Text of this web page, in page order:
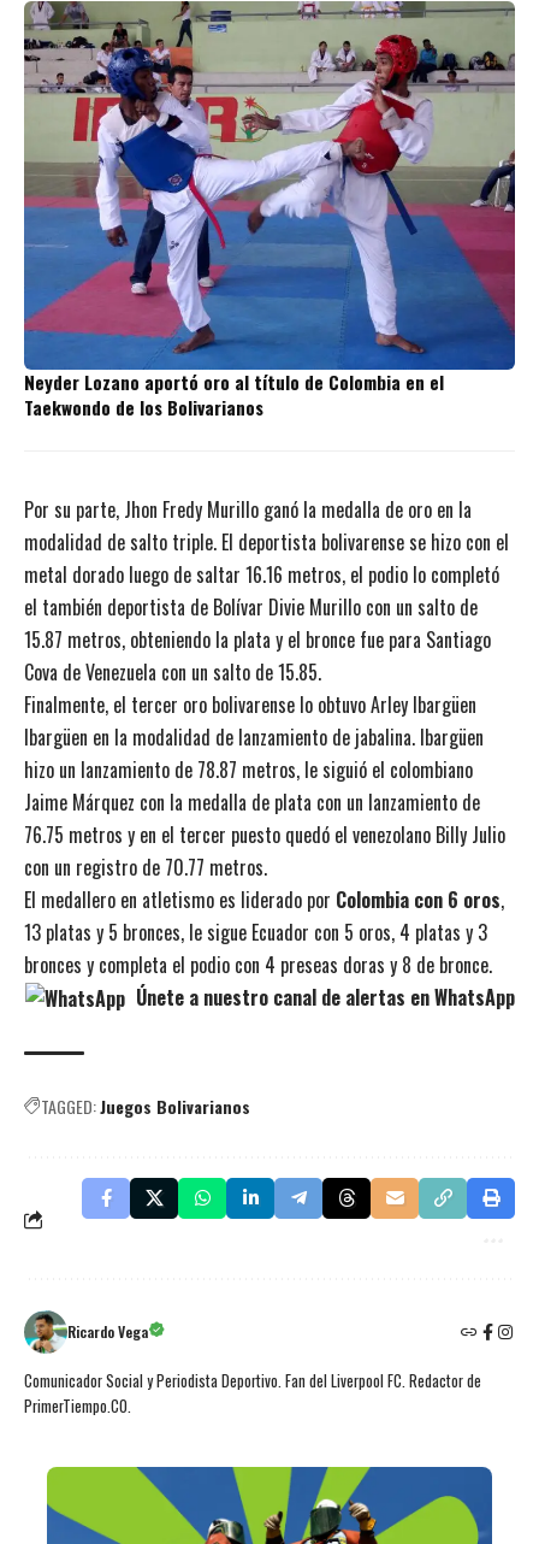
Neyder Lozano aportó oro al título de Colombia en el
Taekwondo de los Bolivarianos
Por su parte, Jhon Fredy Murillo ganó la medalla de oro en la
modalidad de salto triple. El deportista bolivarense se hizo con el
metal dorado luego de saltar 16.16 metros, el podio lo completó
el también deportista de Bolívar Divie Murillo con un salto de
15.87 metros, obteniendo la plata y el bronce fue para Santiago
Cova de Venezuela con un salto de 15.85.
Finalmente, el tercer oro bolivarense lo obtuvo Arley Ibargüen
Ibargüen en la modalidad de lanzamiento de jabalina. Ibargüen
hizo un lanzamiento de 78.87 metros, le siguió el colombiano
Jaime Márquez con la medalla de plata con un lanzamiento de
76.75 metros y en el tercer puesto quedó el venezolano Billy Julio
con un registro de 70.77 metros.
El medallero en atletismo es liderado por Colombia con 6 oros,
13 platas y 5 bronces, le sigue Ecuador con 5 oros, 4 platas y 3
bronces y completa el podio con 4 preseas doras y 8 de bronce.
Únete a nuestro canal de alertas en WhatsApp
TAGGED:Juegos Bolivarianos
Ricardo Vega
Comunicador Social y Periodista Deportivo. Fan del Liverpool FC. Redactor de
PrimerTiempo.CO.